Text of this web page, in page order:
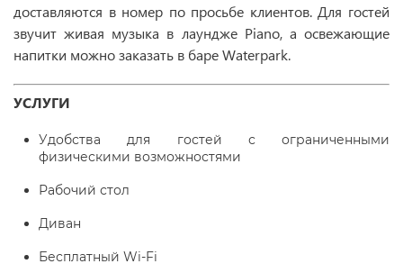
доставляются в номер по просьбе клиентов. Для гостей
звучит живая музыка в лаундже Piano, а освежающие
напитки можно заказать в баре Waterpark.
УСЛУГИ
Удобства для гостей с ограниченными
физическими возможностями
Рабочий стол
Диван
Бесплатный Wi-Fi